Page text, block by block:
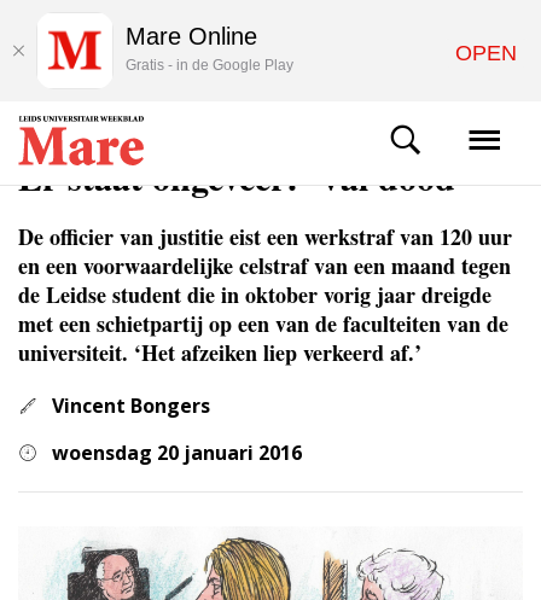
NIEUWS
Er staat ongeveer: 'Val dood'
De officier van justitie eist een werkstraf van 120 uur
en een voorwaardelijke celstraf van een maand tegen
de Leidse student die in oktober vorig jaar dreigde
met een schietpartij op een van de faculteiten van de
universiteit. ‘Het afzeiken liep verkeerd af.’
Vincent Bongers
woensdag 20 januari 2016
Mare Online
Gratis - in de Google Play OPEN